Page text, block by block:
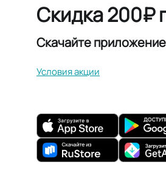
Скидка 200₽
Скачайте
Условия акции